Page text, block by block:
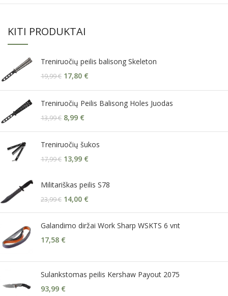
KITI PRODUKTAI
Treniruočių peilis balisong Skeleton
19,99€ 17,80 €
Treniruočių Peilis Balisong Holes Juodas
13,99€ 8,99 €
Treniruočių šukos
17,99€ 13,99 €
Militariškas peilis S78
23,99€ 14,00 €
Galandimo diržai Work Sharp WSKTS 6 vnt
17,58 €
Sulankstomas peilis Kershaw Payout 2075
93,99 €